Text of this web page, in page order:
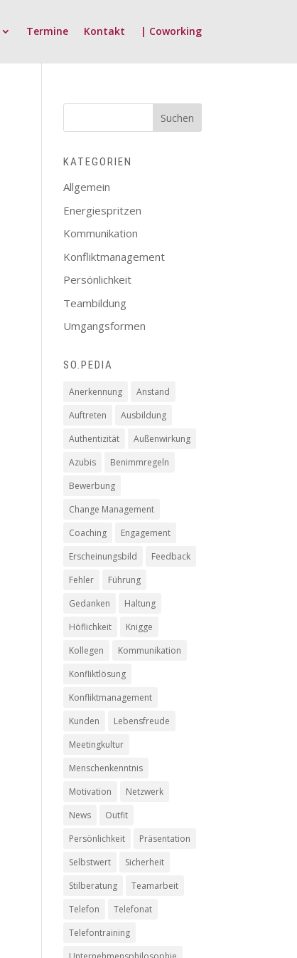
Termine Kontakt | Coworking
KATEGORIEN
Allgemein
Energiespritzen
Kommunikation
Konfliktmanagement
Persönlichkeit
Teambildung
Umgangsformen
SO.PEDIA
Anerkennung
Anstand
Auftreten
Ausbildung
Authentizität
Außenwirkung
Azubis
Benimmregeln
Bewerbung
Change Management
Coaching
Engagement
Erscheinungsbild
Feedback
Fehler
Führung
Gedanken
Haltung
Höflichkeit
Knigge
Kollegen
Kommunikation
Konfliktlösung
Konfliktmanagement
Kunden
Lebensfreude
Meetingkultur
Menschenkenntnis
Motivation
Netzwerk
News
Outfit
Persönlichkeit
Präsentation
Selbstwert
Sicherheit
Stilberatung
Teamarbeit
Telefon
Telefonat
Telefontraining